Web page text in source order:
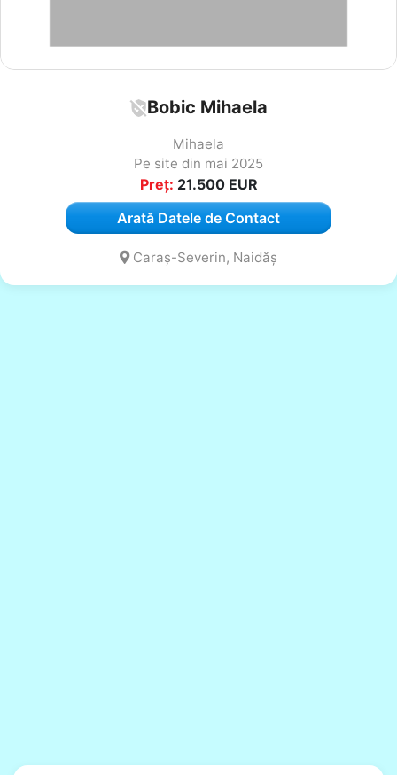
Bobic Mihaela
Mihaela
Pe site din mai 2025
Preț: 21.500 EUR
Arată Datele de Contact
Caraș-Severin, Naidăș